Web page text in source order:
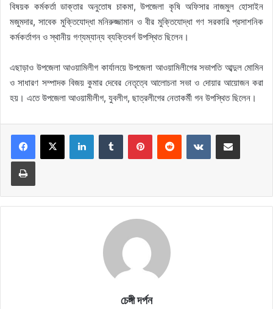
বিষয়ক কর্মকর্তা ডাক্তার অনুতোষ চাকমা, উপজেলা কৃষি অফিসার নাজমুল হোসাইন
মজুমদার, সাবেক মুক্তিযোদ্ধা মনিরুজ্জামান ও বীর মুক্তিযোদ্ধা গণ সরকারি প্রসাশনিক
কর্মকর্তাগন ও স্থানীয় গণ্যম্যান্য ব্যক্তিবর্গ উপস্থিত ছিলেন।
এছাড়াও উপজেলা আওয়ামিলীগ কার্যালয়ে উপজেলা আওয়ামিলীগের সভাপতি আব্দুল মোমিন
ও সাধারণ সম্পাদক বিজয় কুমার দেবের নেতৃত্বে আলোচনা সভা ও দোয়ার আয়োজন করা
হয়। এতে উপজেলা আওয়ামীলীগ, যুবলীগ, ছাত্রলীগের নেতাকর্মী গন উপস্থিত ছিলেন।
LinkedInTumblr PinterestReddit VKontakteShare via Email
Print
চেঙ্গী দর্পন